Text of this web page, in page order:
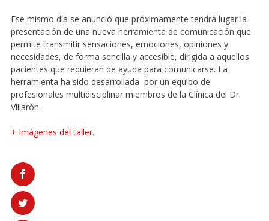
Ese mismo día se anunció que próximamente tendrá lugar la
presentación de una nueva herramienta de comunicación que
permite transmitir sensaciones, emociones, opiniones y
necesidades, de forma sencilla y accesible, dirigida a aquellos
pacientes que requieran de ayuda para comunicarse. La
herramienta ha sido desarrollada por un equipo de
profesionales multidisciplinar miembros de la Clínica del Dr.
Villarón.
+ Imágenes del taller.